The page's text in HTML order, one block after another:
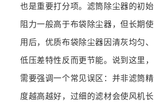
也是重要打分项。滤筒除尘器的初始
阻力一般高于布袋除尘器，但长期使
用后，优质布袋除尘器因清灰均匀、
低压差特性反而更节能。说到这里，
需要强调一个常见误区：并非滤筒精
度越高越好，过细的滤材会使风机长